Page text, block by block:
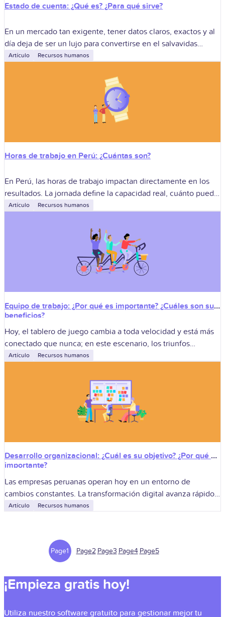
Estado de cuenta: ¿Qué es? ¿Para qué sirve?
En un mercado tan exigente, tener datos claros, exactos y al
día deja de ser un lujo para convertirse en el salvavidas
empresarial. El estado de cuenta, que muchos ven
Artículo Recursos humanos
Horas de trabajo en Perú: ¿Cuántas son?
En Perú, las horas de trabajo impactan directamente en los
resultados. La jornada define la capacidad real, cuánto puede
entregar un equipo y qué tan previsible es la operación. Un
Artículo Recursos humanos
Equipo de trabajo: ¿Por qué es importante? ¿Cuáles son sus
beneficios?
Hoy, el tablero de juego cambia a toda velocidad y está más
conectado que nunca; en este escenario, los triunfos
sostenibles no descansan en estrellas solitarias, sino en la
Artículo Recursos humanos
Desarrollo organizacional: ¿Cuál es su objetivo? ¿Por qué es
importante?
Las empresas peruanas operan hoy en un entorno de
cambios constantes. La transformación digital avanza rápido y
exige respuestas más ágiles internas. También cambian las
Artículo Recursos humanos
Page1 Page2 Page3 Page4 Page5
¡Empieza gratis hoy!
Utiliza nuestro software gratuito para gestionar mejor tu